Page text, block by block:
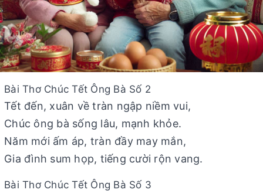
Bài Thơ Chúc Tết Ông Bà Số 2
Tết đến, xuân về tràn ngập niềm vui,
Chúc ông bà sống lâu, mạnh khỏe.
Năm mới ấm áp, tràn đầy may mắn,
Gia đình sum họp, tiếng cười rộn vang.
Bài Thơ Chúc Tết Ông Bà Số 3